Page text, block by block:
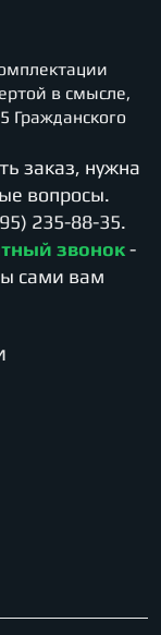
в смысле,
Гражданского
заказ, нужна
вопросы.
235-88-35.
звонок -
сами вам